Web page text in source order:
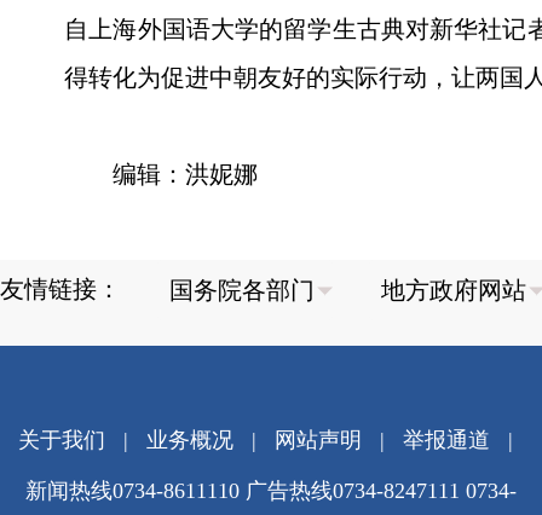
自上海外国语大学的留学生古典对新华社
得转化为促进中朝友好的实际行动，让两国
编辑：洪妮娜
友情链接：
关于我们 | 业务概况| 网站声明 | 举报通道 |
新闻热线0734-8611110 广告热线0734-8247111 0734-